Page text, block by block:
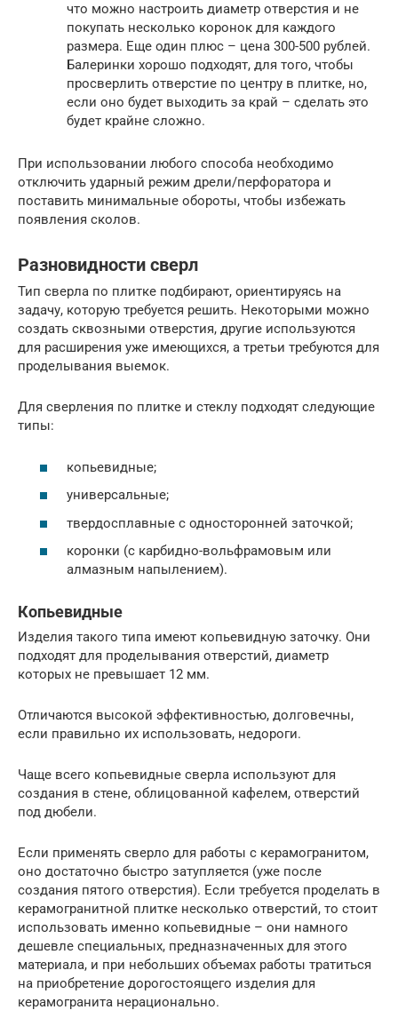
что можно настроить диаметр отверстия и не
покупать несколько коронок для каждого
размера. Еще один плюс – цена 300-500 рублей.
Балеринки хорошо подходят, для того, чтобы
просверлить отверстие по центру в плитке, но,
если оно будет выходить за край – сделать это
будет крайне сложно.
При использовании любого способа необходимо
отключить ударный режим дрели/перфоратора и
поставить минимальные обороты, чтобы избежать
появления сколов.
Разновидности сверл
Тип сверла по плитке подбирают, ориентируясь на
задачу, которую требуется решить. Некоторыми можно
создать сквозными отверстия, другие используются
для расширения уже имеющихся, а третьи требуются для
проделывания выемок.
Для сверления по плитке и стеклу подходят следующие
типы:
копьевидные;
универсальные;
твердосплавные с односторонней заточкой;
коронки (с карбидно-вольфрамовым или
алмазным напылением).
Копьевидные
Изделия такого типа имеют копьевидную заточку. Они
подходят для проделывания отверстий, диаметр
которых не превышает 12 мм.
Отличаются высокой эффективностью, долговечны,
если правильно их использовать, недороги.
Чаще всего копьевидные сверла используют для
создания в стене, облицованной кафелем, отверстий
под дюбели.
Если применять сверло для работы с керамогранитом,
оно достаточно быстро затупляется (уже после
создания пятого отверстия). Если требуется проделать в
керамогранитной плитке несколько отверстий, то стоит
использовать именно копьевидные – они намного
дешевле специальных, предназначенных для этого
материала, и при небольших объемах работы тратиться
на приобретение дорогостоящего изделия для
керамогранита нерационально.